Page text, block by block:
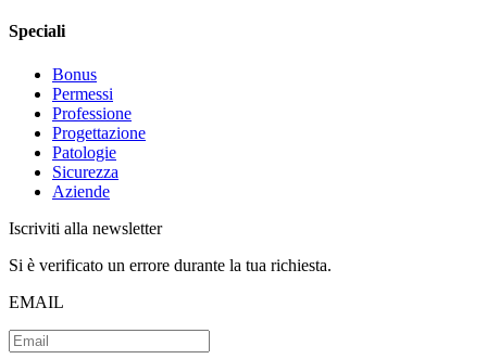
Speciali
Bonus
Permessi
Professione
Progettazione
Patologie
Sicurezza
Aziende
Iscriviti alla newsletter
Si è verificato un errore durante la tua richiesta.
EMAIL